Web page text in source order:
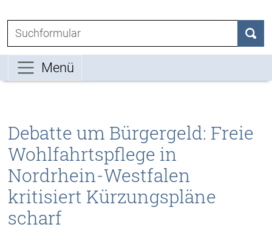
Suchen nach:
Menü
Debatte um Bürgergeld: Freie
Wohlfahrtspflege in
Nordrhein-Westfalen
kritisiert Kürzungspläne
scharf